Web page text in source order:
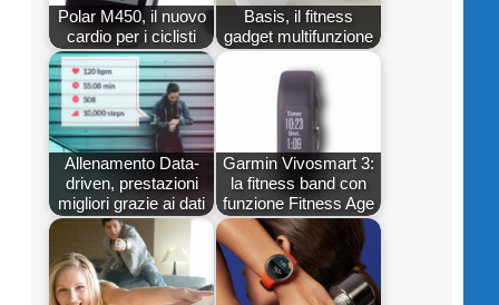
Polar M450, il nuovo
cardio per i ciclisti
Basis, il fitness
gadget multifunzione
Allenamento Data-
driven, prestazioni
migliori grazie ai dati
Garmin Vivosmart 3:
la fitness band con
funzione Fitness Age